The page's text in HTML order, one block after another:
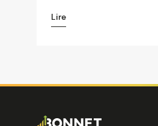
Lire
Image